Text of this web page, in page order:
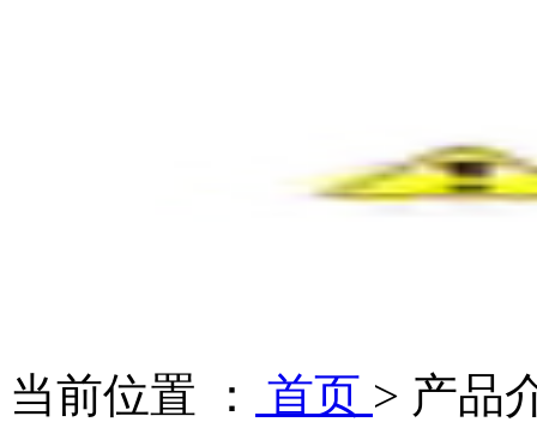
当前位置 ： 首页 > 产品